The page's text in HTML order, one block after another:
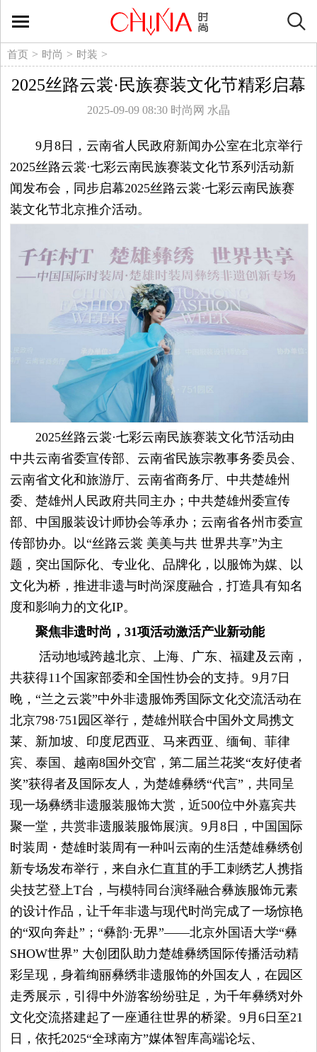
时
尚
式
时
尚
品
试
用
生
活
娱
乐
视
觉
时
装
首页 > 时尚 > 时装 >
2025丝路云裳·民族赛装文化节精彩启幕
2025-09-09 08:30 时尚网 水晶
9月8日，云南省人民政府新闻办公室在北京举行
2025丝路云裳·七彩云南民族赛装文化节系列活动新
闻发布会，同步启幕2025丝路云裳·七彩云南民族赛
装文化节北京推介活动。
2025丝路云裳·七彩云南民族赛装文化节活动由
中共云南省委宣传部、云南省民族宗教事务委员会、
云南省文化和旅游厅、云南省商务厅、中共楚雄州
委、楚雄州人民政府共同主办；中共楚雄州委宣传
部、中国服装设计师协会等承办；云南省各州市委宣
传部协办。以“丝路云裳 美美与共 世界共享”为主
题，突出国际化、专业化、品牌化，以服饰为媒、以
文化为桥，推进非遗与时尚深度融合，打造具有知名
度和影响力的文化IP。
聚焦非遗时尚，31项活动激活产业新动能
活动地域跨越北京、上海、广东、福建及云南，
共获得11个国家部委和全国性协会的支持。9月7日
晚，“兰之云裳”中外非遗服饰秀国际文化交流活动在
北京798·751园区举行，楚雄州联合中国外文局携文
莱、新加坡、印度尼西亚、马来西亚、缅甸、菲律
宾、泰国、越南8国外交官，第二届兰花奖“友好使者
奖”获得者及国际友人，为楚雄彝绣“代言”，共同呈
现一场彝绣非遗服装服饰大赏，近500位中外嘉宾共
聚一堂，共赏非遗服装服饰展演。9月8日，中国国际
时装周・楚雄时装周有一种叫云南的生活楚雄彝绣创
新专场发布举行，来自永仁直苴的手工刺绣艺人携指
尖技艺登上T台，与模特同台演绎融合彝族服饰元素
的设计作品，让千年非遗与现代时尚完成了一场惊艳
的“双向奔赴”；“彝韵·无界”——北京外国语大学“彝
SHOW世界” 大创团队助力楚雄彝绣国际传播活动精
彩呈现，身着绚丽彝绣非遗服饰的外国友人，在园区
走秀展示，引得中外游客纷纷驻足，为千年彝绣对外
文化交流搭建起了一座通往世界的桥梁。9月6日至21
日，依托2025“全球南方”媒体智库高端论坛、